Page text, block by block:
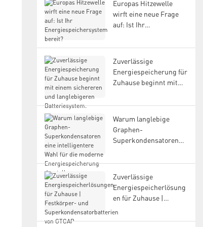
Europas Hitzewelle
wirft eine neue Frage
auf: Ist Ihr
bereit?
Zuverlässige
Energiespeicherung für
Zuhause beginnt mit
langlebigeren
Warum langlebige
Graphen-
Superkondensatoren
für die moderne
darstellen
Zuverlässige
Energiespeicherlösung
en für Zuhause |
Superkondensatorbatte